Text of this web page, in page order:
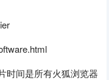
时间是所有火狐浏览器